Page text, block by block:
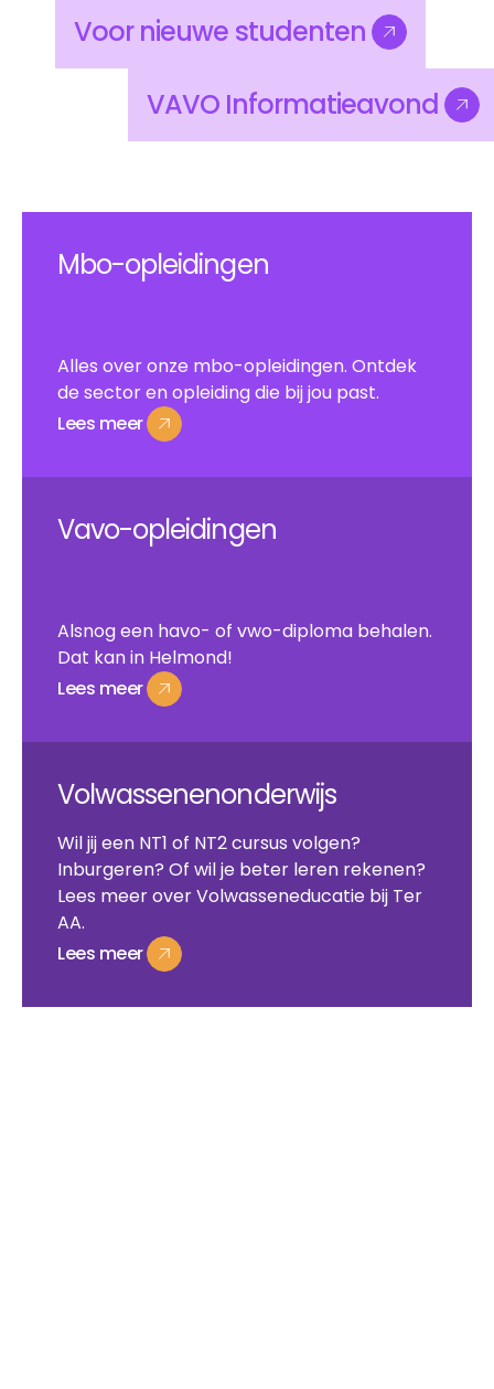
Agenda
Meelopen
nieuwestudenten
Voor nieuwe studenten
VAVO Informatieavond
Mbo-opleidingen
Alles over onze mbo-opleidingen. Ontdek
de sector en opleiding die bij jou past.
Leesmeer
Lees meer
Vavo-opleidingen
Alsnog een havo- of vwo-diploma behalen.
Dat kan in Helmond!
Leesmeer
Lees meer
Volwassenenonderwijs
Wil jij een NT1 of NT2 cursus volgen?
Inburgeren? Of wil je beter leren rekenen?
Lees meer over Volwasseneducatie bij Ter
AA.
Leesmeer
Lees meer